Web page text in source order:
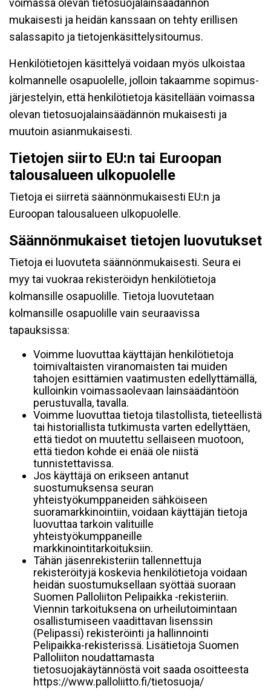
voimassa olevan tietosuojalainsäädännön
mukaisesti ja heidän kanssaan on tehty erillisen
salassapito ja tietojenkäsittelysitoumus.
Henkilötietojen käsittelyä voidaan myös ulkoistaa
kolmannelle osapuolelle, jolloin takaamme sopimus-
järjestelyin, että henkilötietoja käsitellään voimassa
olevan tietosuojalainsäädännön mukaisesti ja
muutoin asianmukaisesti.
Tietojen siirto EU:n tai Euroopan
talousalueen ulkopuolelle
Tietoja ei siirretä säännönmukaisesti EU:n ja
Euroopan talousalueen ulkopuolelle.
Säännönmukaiset tietojen luovutukset
Tietoja ei luovuteta säännönmukaisesti. Seura ei
myy tai vuokraa rekisteröidyn henkilötietoja
kolmansille osapuolille. Tietoja luovutetaan
kolmansille osapuolille vain seuraavissa
tapauksissa:
Voimme luovuttaa käyttäjän henkilötietoja
toimivaltaisten viranomaisten tai muiden
tahojen esittämien vaatimusten edellyttämällä,
kulloinkin voimassaolevaan lainsäädäntöön
perustuvalla, tavalla.
Voimme luovuttaa tietoja tilastollista, tieteellistä
tai historiallista tutkimusta varten edellyttäen,
että tiedot on muutettu sellaiseen muotoon,
että tiedon kohde ei enää ole niistä
tunnistettavissa.
Jos käyttäjä on erikseen antanut
suostumuksensa seuran
yhteistyökumppaneiden sähköiseen
suoramarkkinointiin, voidaan käyttäjän tietoja
luovuttaa tarkoin valituille
yhteistyökumppaneille
markkinointitarkoituksiin.
Tähän jäsenrekisteriin tallennettuja
rekisteröityjä koskevia henkilötietoja voidaan
heidän suostumuksellaan syöttää suoraan
Suomen Palloliiton Pelipaikka -rekisteriin.
Viennin tarkoituksena on urheilutoimintaan
osallistumiseen vaadittavan lisenssin
(Pelipassi) rekisteröinti ja hallinnointi
Pelipaikka-rekisterissä. Lisätietoja Suomen
Palloliiton noudattamasta
tietosuojakäytännöstä voit saada osoitteesta
https://www.palloliitto.fi/tietosuoja/